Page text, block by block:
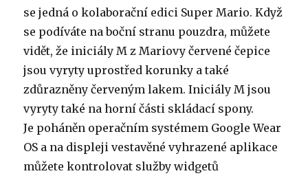
se jedná o kolaborační edici Super Mario. Když
se podíváte na boční stranu pouzdra, můžete
vidět, že iniciály M z Mariovy červené čepice
jsou vyryty uprostřed korunky a také
zdůrazněny červeným lakem. Iniciály M jsou
vyryty také na horní části skládací spony.
Je poháněn operačním systémem Google Wear
OS a na displeji vestavěné vyhrazené aplikace
můžete kontrolovat služby widgetů